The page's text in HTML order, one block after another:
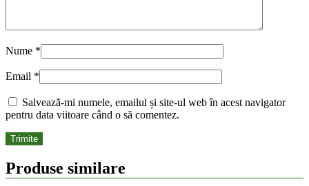
Nume *
Email *
Salvează-mi numele, emailul și site-ul web în acest navigator
pentru data viitoare când o să comentez.
Produse similare